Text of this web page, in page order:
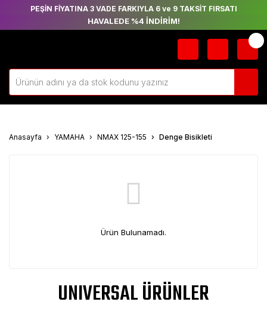
PEŞİN FİYATINA 3 VADE FARKIYLA 6 ve 9 TAKSİT FIRSATI
HAVALEDE %4 İNDİRİM!
Anasayfa YAMAHA NMAX 125-155 Denge Bisikleti
Ürün Bulunamadı.
UNIVERSAL ÜRÜNLER